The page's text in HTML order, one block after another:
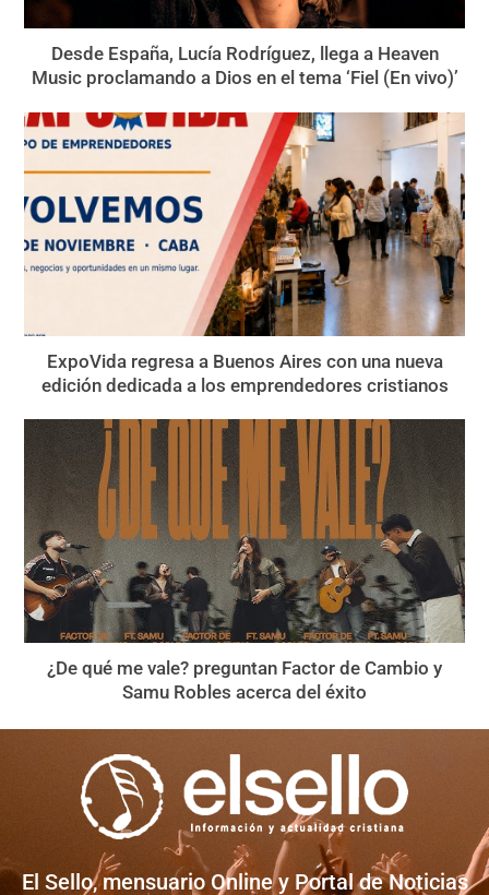
Desde España, Lucía Rodríguez, llega a Heaven
Music proclamando a Dios en el tema ‘Fiel (En vivo)’
ExpoVida regresa a Buenos Aires con una nueva
edición dedicada a los emprendedores cristianos
¿De qué me vale? preguntan Factor de Cambio y
Samu Robles acerca del éxito
El Sello, mensuario Online y Portal de Noticias